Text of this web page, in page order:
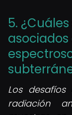
5.
Los
radiación